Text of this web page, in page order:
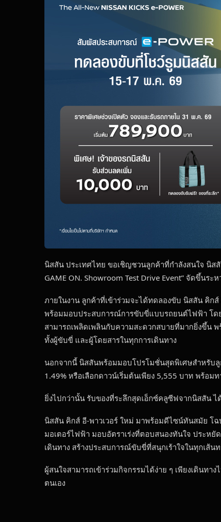
นิสสัน ประเทศไทย ขอเชิญชวนลูกค้าที่กำลังสนใจ นิสสั
GAME ON. Showroom Test Drive Event” จัดขึ้น
ภายในงาน ลูกค้าที่เข้าร่วมจะได้ทดลองขับ นิสสัน คิก
พร้อมมอบประสบการณ์การขับขี่แบบรถยนต์ไฟฟ้า โด
สามารถเพลิดเพลินกับความสะดวกสบายที่มากยิ่งขึ้น
ทั้งผู้ขับขี่ และผู้โดยสารในทุกการเดินทาง
นอกจากนี้ นิสสันพร้อมมอบโปรโมชั่นสุดพิเศษสำหรับลู
1.49% หรือเลือกดาวน์เริ่มต้นเพียง 5,555 บาท พร้อ
ยิ่งไปกว่านั้น รับของที่ระลึกสุดเอ็กซ์คลูซีฟจากนิสสัน
นิสสัน คิกส์ อี-พาวเวอร์ ใหม่ มาพร้อมดีไซน์ทันสมัย โ
มอเตอร์ไฟฟ้า มอบอัตราเร่งที่ตอบสนองทันใจ ประห
เดินทาง สร้างประสบการณ์ขับขี่ที่สนุกเร้าใจในทุกเส้น
ผู้สนใจสามารถเข้าร่วมกิจกรรมได้ง่าย ๆ เพียงเดินท
ตนเอง